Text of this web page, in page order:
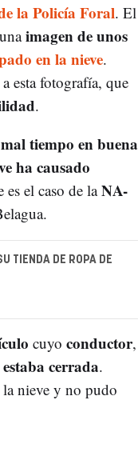
la Policía Foral. El
imagen de unos
en la nieve.
esta fotografía, que
.
tiempo en buena
ha causado
es el caso de laNA-
TIENDA DE ROPA DE
cuyo conductor,
cerrada.
nieve y no pudo